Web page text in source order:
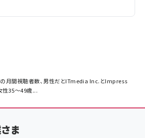
の月間視聴者数、男性だとITmedia Inc.とImpress
性35～49歳...
ま